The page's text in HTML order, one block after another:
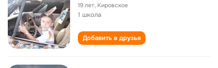
19 лет, Кировское
1 школа
Добавить в друзья